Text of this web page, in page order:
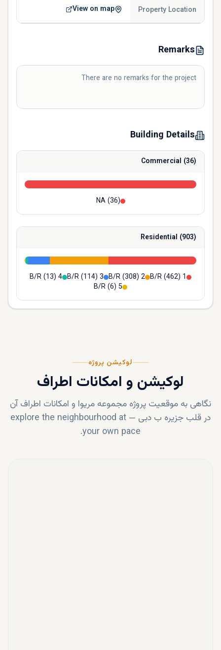
Property Location
View on map
Remarks
There are no remarks for the project
Building Details
Commercial (36)
NA(36)
Residential (903)
1 B/R
(462)
2 B/R
(308)
3 B/R
(114)
4 B/R
(13)
5 B/R
(6)
لوکیشن پروژه
لوکیشن و امکانات اطراف
نگاهی به موقعیت پروژه مجموعه مریوا و امکانات اطراف آن
در قلب جزیره ب دبی —
explore the neighbourhood at
your own pace.